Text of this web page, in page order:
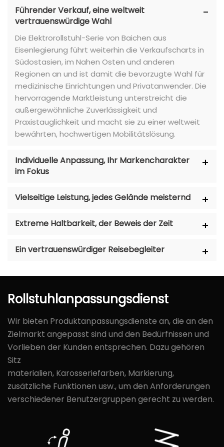
Führender Verkauf, eine weltweit
vertrauenswürdige Wahl
Die Elektrorollstuhl-Serie von Baichen aus
Eisenlegierung führt weiterhin die Verkaufscharts in
Südostasien, im Nahen Osten und anderen
Regionen an und ist damit die bevorzugte Wahl für
medizinische Einrichtungen und Privatanwender. Die
hervorragende Marktleistung unterstreicht die
außergewöhnliche Zuverlässigkeit und
Praxistauglichkeit und macht sie zu einer weltweit
bewährten, hochwertigen Mobilitätslösung.
Individuelle Anpassung, Ihr Markencharakter
im Fokus
Vielseitige Leistung, jedes Gelände meisternd
Extreme Haltbarkeit, der Beweis der Zeit
Ein vertrauenswürdiger Reisebegleiter
Rollstuhlanpassungsdienst
Wir bieten Produktanpassungsdienste an, die an den
Zielmarkt angepasst sind und den Bedürfnissen und
Vorlieben der Kunden entsprechen. Dazu gehören
Sitz
materialien, Karosseriefarben, Markierung,
zusätzliche Funktionen usw., um den Anforderungen
verschiedener Benutzergruppen gerecht zu werden.